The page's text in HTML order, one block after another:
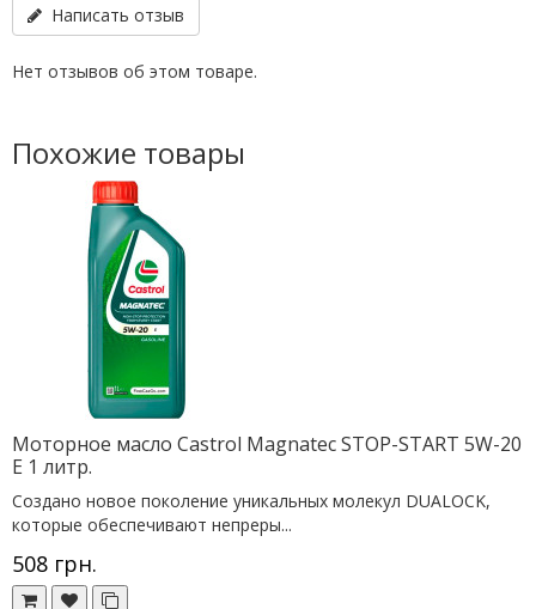
Написать отзыв
Нет отзывов об этом товаре.
Похожие товары
Моторное масло Castrol Magnatec STOP-START 5W-20
E 1 литр.
Создано новое поколение уникальных молекул DUALOCK,
которые обеспечивают непреры...
508 грн.